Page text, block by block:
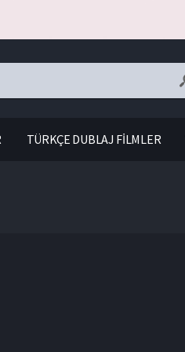
TÜRKÇE DUBLAJ FİLMLER